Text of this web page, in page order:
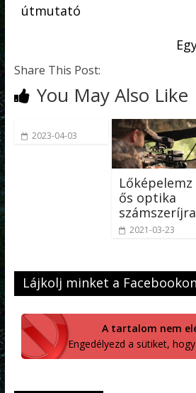
útmutató
Share This Post:
You May Also Like
2023-04-03
Lőképelemz
ős optika
számszeríjra
2021-03-23
Lájkolj minket a Facebookon
A tartalom nem
Engedélyezd a sütiket,